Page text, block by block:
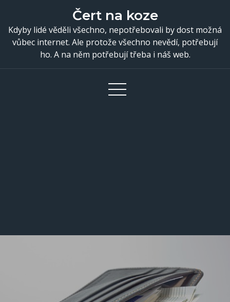
content
Čert na koze
Kdyby lidé věděli všechno, nepotřebovali by dost možná
vůbec internet. Ale protože všechno nevědí, potřebují
ho. A na něm potřebují třeba i náš web.